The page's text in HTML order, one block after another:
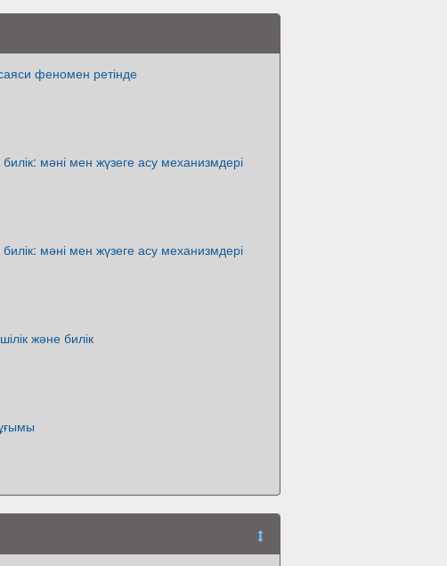
феномен ретінде
мәні мен жүзеге асу механизмдері
мәні мен жүзеге асу механизмдері
және билік